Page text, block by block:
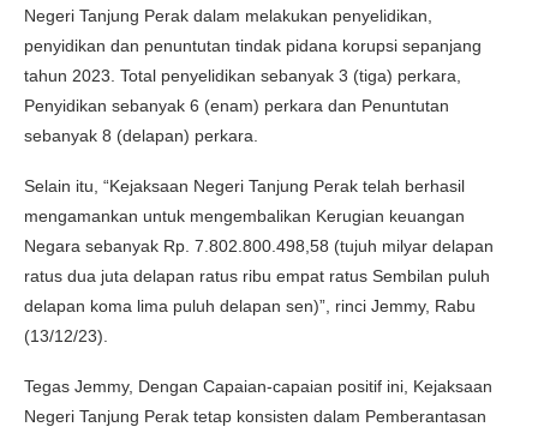
Negeri Tanjung Perak dalam melakukan penyelidikan,
penyidikan dan penuntutan tindak pidana korupsi sepanjang
tahun 2023. Total penyelidikan sebanyak 3 (tiga) perkara,
Penyidikan sebanyak 6 (enam) perkara dan Penuntutan
sebanyak 8 (delapan) perkara.
Selain itu, “Kejaksaan Negeri Tanjung Perak telah berhasil
mengamankan untuk mengembalikan Kerugian keuangan
Negara sebanyak Rp. 7.802.800.498,58 (tujuh milyar delapan
ratus dua juta delapan ratus ribu empat ratus Sembilan puluh
delapan koma lima puluh delapan sen)”, rinci Jemmy, Rabu
(13/12/23).
Tegas Jemmy, Dengan Capaian-capaian positif ini, Kejaksaan
Negeri Tanjung Perak tetap konsisten dalam Pemberantasan